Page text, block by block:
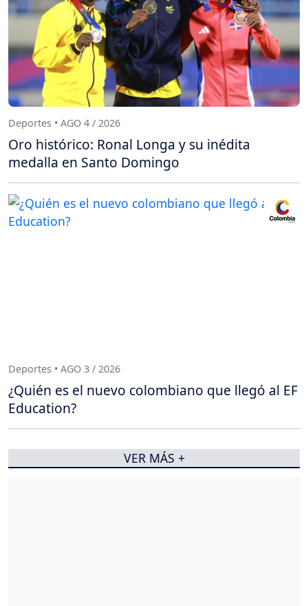
Deportes • AGO 4 / 2026
Oro histórico: Ronal Longa y su inédita
medalla en Santo Domingo
Deportes • AGO 3 / 2026
¿Quién es el nuevo colombiano que llegó al EF
Education?
VER MÁS +